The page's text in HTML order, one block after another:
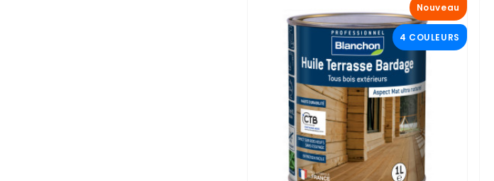
Nouveau
4 COULEURS